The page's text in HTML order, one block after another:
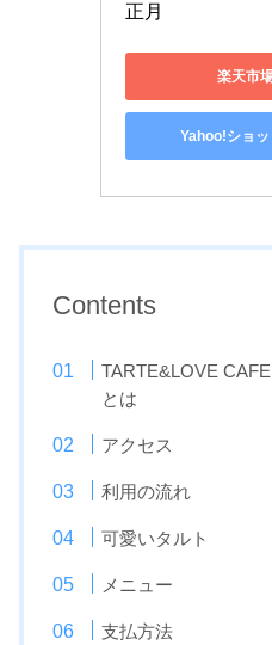
正月
楽天市
Yahoo!ショ
Contents
TARTE&LOVE
とは
アクセス
利用の流れ
可愛いタルト
メニュー
支払方法